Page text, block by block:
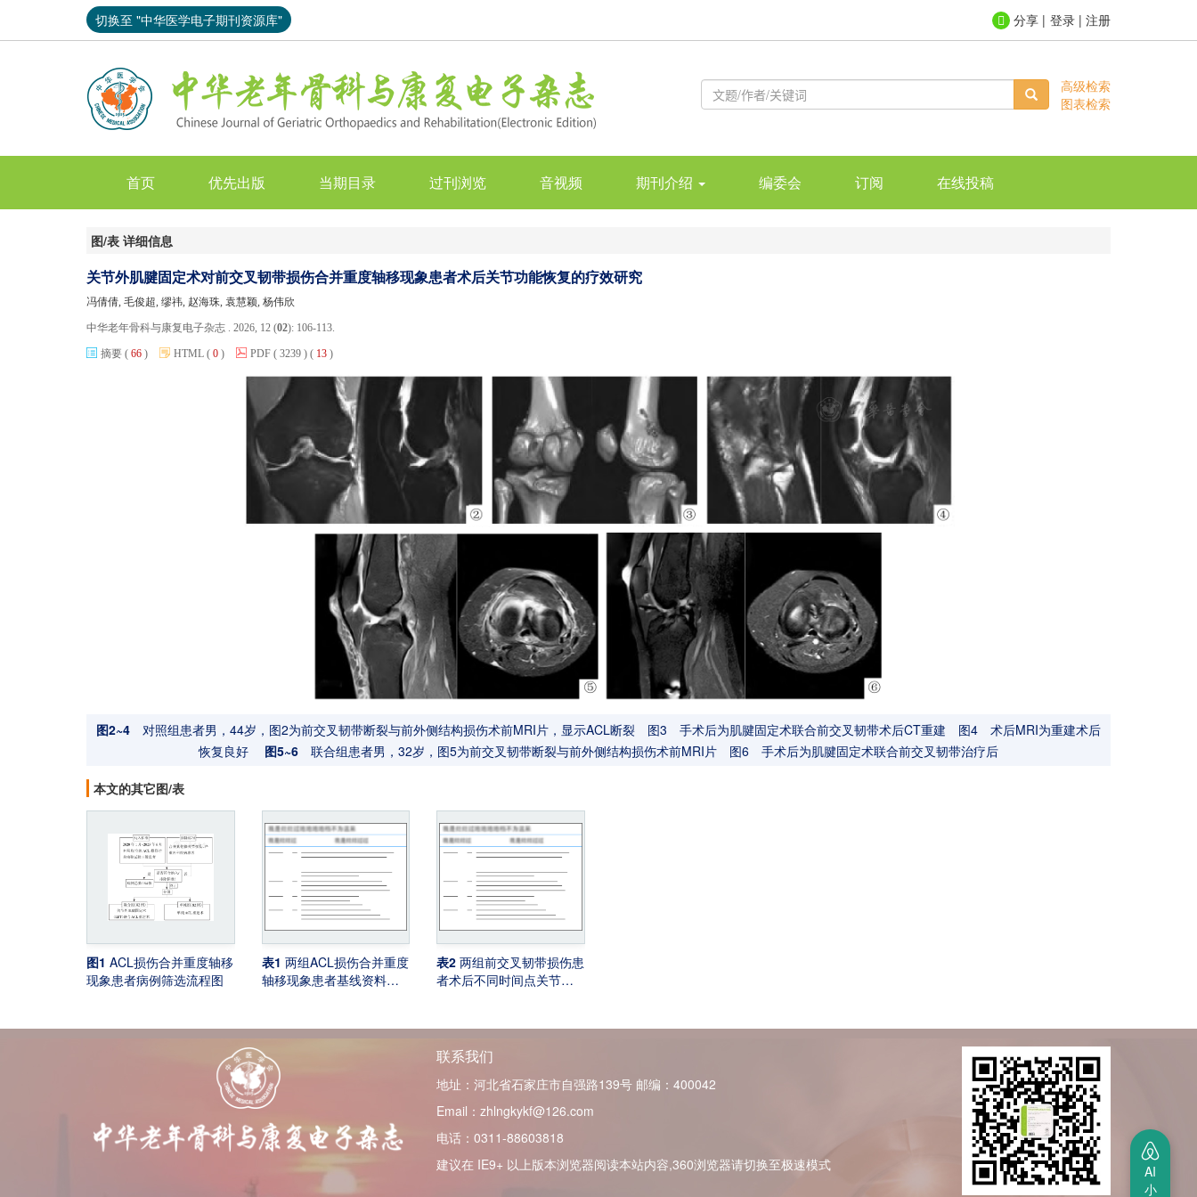
切换至 "中华医学电子期刊资源库" 登录 | 注册
高级检索
图表检索
首页 优先出版 当期目录 过刊浏览 音视频 期刊介绍 编委会 订阅 在线投稿
图/表 详细信息
关节外肌腱固定术对前交叉韧带损伤合并重度轴移现象患者术后关节功能恢复的疗效研究
冯倩倩, 毛俊超, 缪祎, 赵海珠, 袁慧颖, 杨伟欣
中华老年骨科与康复电子杂志 . 2026, 12 (02): 106-113.
摘要 ( 66 ) HTML ( 0 ) PDF ( 3239 ) ( 13 )
图2~4 对照组患者男，44岁，图2为前交叉韧带断裂与前外侧结构损伤术前MRI片，显示ACL断裂 图3 手术后为肌腱固定术联合前交叉韧带术后CT重建 图4 术后MRI为重建术后
恢复良好 图5~6 联合组患者男，32岁，图5为前交叉韧带断裂与前外侧结构损伤术前MRI片 图6 手术后为肌腱固定术联合前交叉韧带治疗后
本文的其它图/表
图1 ACL损伤合并重度轴移
现象患者病例筛选流程图
表1 两组ACL损伤合并重度
轴移现象患者基线资料比
表2 两组前交叉韧带损伤患
者术后不同时间点关节稳
联系我们
地址：河北省石家庄市自强路139号 邮编：400042
Email：zhlngkykf@126.com
电话：0311-88603818
建议在 IE9+ 以上版本浏览器阅读本站内容,360浏览器请切换至极速模式
AI
小